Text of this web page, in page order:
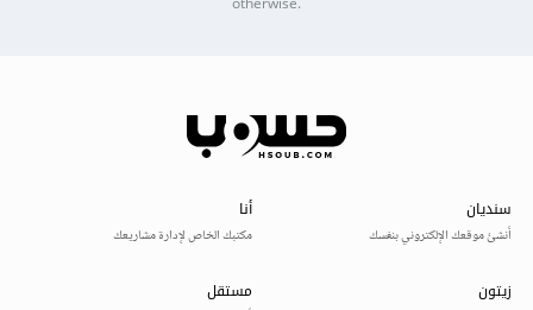
otherwise.